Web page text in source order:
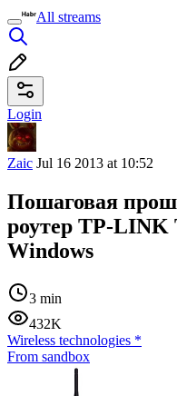
All streams
Login
Zaic Jul 16 2013 at 10:52
Пошаговая
роутер TP-LINK
Windows
3 min
432K
Wireless technologies *
From sandbox